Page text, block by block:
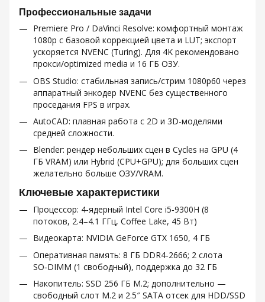
Профессиональные задачи
Premiere Pro / DaVinci Resolve: комфортный монтаж
1080p с базовой коррекцией цвета и LUT; экспорт
ускоряется NVENC (Turing). Для 4K рекомендовано
прокси/optimized media и 16 ГБ ОЗУ.
OBS Studio: стабильная запись/стрим 1080p60 через
аппаратный энкодер NVENC без существенного
проседания FPS в играх.
AutoCAD: плавная работа с 2D и 3D-моделями
средней сложности.
Blender: рендер небольших сцен в Cycles на GPU (4
ГБ VRAM) или Hybrid (CPU+GPU); для больших сцен
желательно больше ОЗУ/VRAM.
Ключевые характеристики
Процессор: 4‑ядерный Intel Core i5‑9300H (8
потоков, 2.4–4.1 ГГц, Coffee Lake, 45 Вт)
Видеокарта: NVIDIA GeForce GTX 1650, 4 ГБ
Оперативная память: 8 ГБ DDR4‑2666; 2 слота
SO‑DIMM (1 свободный), поддержка до 32 ГБ
Накопитель: SSD 256 ГБ M.2; дополнительно —
свободный слот M.2 и 2.5″ SATA отсек для HDD/SSD